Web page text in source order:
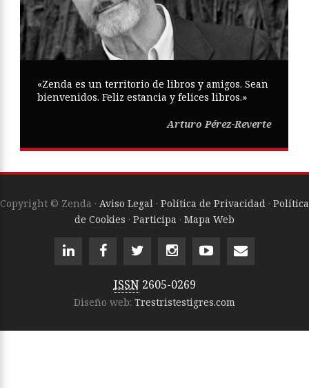
«Zenda es un territorio de libros y amigos. Sean
bienvenidos. Feliz estancia y felices libros.»
Arturo Pérez-Reverte
Copyright © Zenda · Aviso Legal · Política de Privacidad · Política
de Cookies · Participa · Mapa Web
ISSN 2605-0269
Diseño web: Trestristestigres.com